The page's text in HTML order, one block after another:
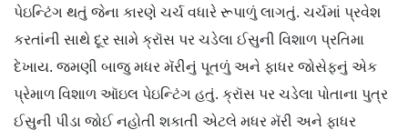
પેઇન્ટિંગ થતું જેના કારણે ચર્ચ વધારે રૂપાળું લાગતું. ચર્ચમાં પ્રવેશ
કરતાંની સાથે દૂર સામે ક્રૉસ પર ચડેલા ઈસુની વિશાળ પ્રતિમા
દેખાય. જમણી બાજુ મધર મૅરીનું પૂતળું અને ફાધર જોસેફનું એક
પ્રેમાળ વિશાળ ઑઇલ પેઇન્ટિંગ હતું. ક્રૉસ પર ચડેલા પોતાના પુત્ર
ઈસુની પીડા જોઈ નહોતી શકાતી એટલે મધર મૅરી અને ફાધર